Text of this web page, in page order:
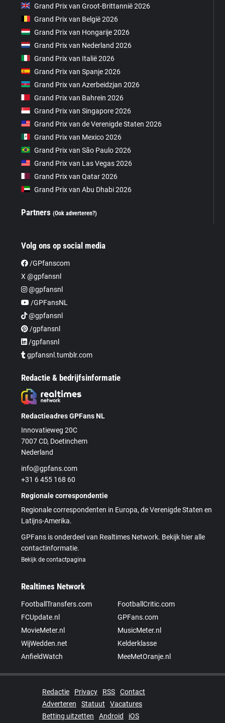
Grand Prix van Groot-Brittannië 2026
Grand Prix van België 2026
Grand Prix van Hongarije 2026
Grand Prix van Nederland 2026
Grand Prix van Italië 2026
Grand Prix van Spanje 2026
Grand Prix van Azerbeidzjan 2026
Grand Prix van Bahrein 2026
Grand Prix van Singapore 2026
Grand Prix van de Verenigde Staten 2026
Grand Prix van Mexico 2026
Grand Prix van São Paulo 2026
Grand Prix van Las Vegas 2026
Grand Prix van Qatar 2026
Grand Prix van Abu Dhabi 2026
Partners(Ook adverteren?)
Volg ons op social media
/GPfanscom
X @gpfansnl
@gpfansnl
/GPFansNL
@gpfansnl
/gpfansnl
/gpfansnl
gpfansnl.tumblr.com
Redactie & bedrijfsinformatie
Redactieadres GPFans NL
Innovatieweg 20C
7007 CD, Doetinchem
Nederland
info@gpfans.com
+31 6 455 168 60
Regionale correspondentie
Regionale correspondenten in Europa, de Verenigde Staten en
Latijns-Amerika.
GPFans is onderdeel van Realtimes Network. Bekijk hier alle
contactinformatie.
Bekijk de contactpagina
Realtimes Network
FootballTransfers.com
FootballCritic.com
FCUpdate.nl
GPFans.com
MovieMeter.nl
MusicMeter.nl
WijWedden.net
Kelderklasse
AnfieldWatch
MeeMetOranje.nl
Redactie Privacy RSS
Contact
Adverteren
Statuut
Vacatures
Betting uitzetten
Android iOS